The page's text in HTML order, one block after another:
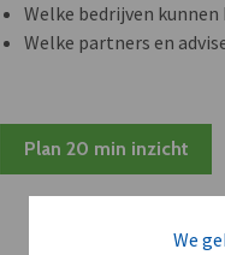
We
Welke bedrijven
Welke partners en
Plan 20 min inzicht